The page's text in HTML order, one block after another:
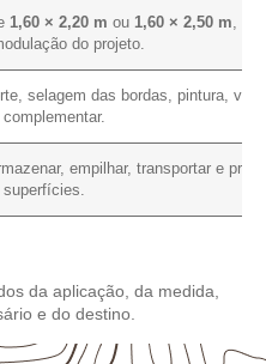
1,60 × 2,20 m ou 1,60 × 2,50 m,
do projeto.
selagem das bordas, pintura,
empilhar, transportar e
da aplicação, da medida,
e do destino.